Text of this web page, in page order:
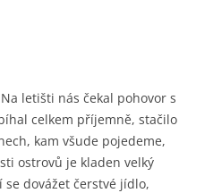
letišti nás čekal pohovor s
celkem příjemně, stačilo
kam všude pojedeme,
ostrovů je kladen velký
dovážet čerstvé jídlo,